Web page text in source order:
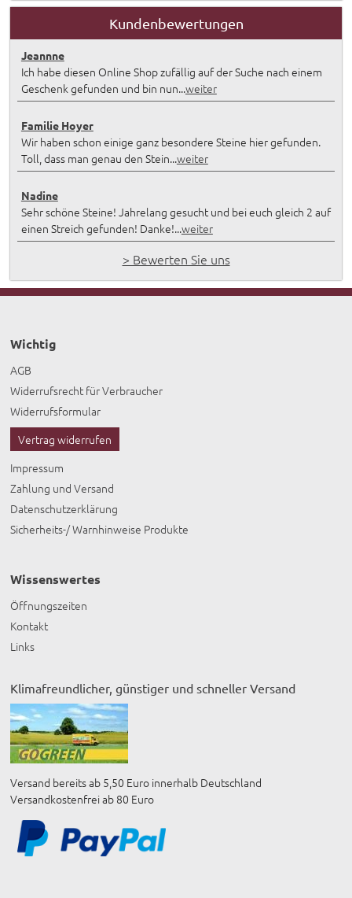
Kundenbewertungen
Jeannne
Ich habe diesen Online Shop zufällig auf der Suche nach einem
Geschenk gefunden und bin nun...weiter
Familie Hoyer
Wir haben schon einige ganz besondere Steine hier gefunden.
Toll, dass man genau den Stein...weiter
Nadine
Sehr schöne Steine! Jahrelang gesucht und bei euch gleich 2 auf
einen Streich gefunden! Danke!...weiter
> Bewerten Sie uns
Wichtig
AGB
Widerrufsrecht für Verbraucher
Widerrufsformular
Vertrag widerrufen
Impressum
Zahlung und Versand
Datenschutzerklärung
Sicherheits-/ Warnhinweise Produkte
Wissenswertes
Öffnungszeiten
Kontakt
Links
Klimafreundlicher, günstiger und schneller Versand
Versand bereits ab 5,50 Euro innerhalb Deutschland
Versandkostenfrei ab 80 Euro